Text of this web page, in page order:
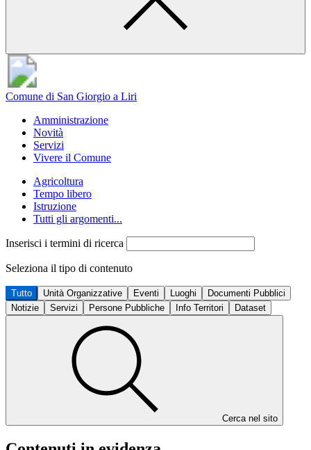
Comune di San Giorgio a Liri
Amministrazione
Novità
Servizi
Vivere il Comune
Agricoltura
Tempo libero
Istruzione
Tutti gli argomenti...
Inserisci i termini di ricerca
Seleziona il tipo di contenuto
Tutto Unità Organizzative Eventi Luoghi
Documenti Pubblici
Notizie
Servizi Persone Pubbliche Info Territori Dataset
Cerca nel sito